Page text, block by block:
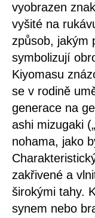
vyobrazen
vyšité na
způsob, jakým
symbolizují
Kiyomasu
se v rodině
generace na
ashi mizugaki
nohama, jako
zakřivené a
širokými tahy.
synem nebo